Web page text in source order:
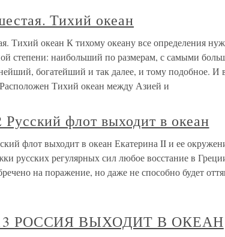
Тихий океан
Тихий океан К тихому океану все определения
степени: наибольший по размерам, с самыми
богатейший и так далее, и тому подобное. И
Тихий океан между Азией и
Русский флот выходит в океан
флот выходит в океан Екатерина II и ее
русских регулярных сил любое восстание в
на поражение, но даже не способно будет
13 РОССИЯ ВЫХОДИТ В ОКЕАН